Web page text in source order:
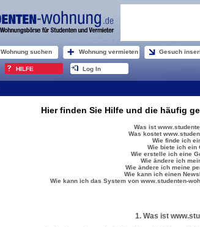
Wohnung suchen Wohnung vermieten Gesuch
HILFE Log In
Hier finden Sie Hilfe und die häufig
Was ist
Was kostet
Wie finde ich
Wie biete ich ein
Wie erstelle ich eine
Wie ändere ich
Wie ändere ich meine
Wie kann ich einen
Wie kann ich das System von www.studenten-
1. Was ist